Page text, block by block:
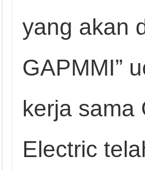
yang akan
GAPMMI”
kerja sama
Electric